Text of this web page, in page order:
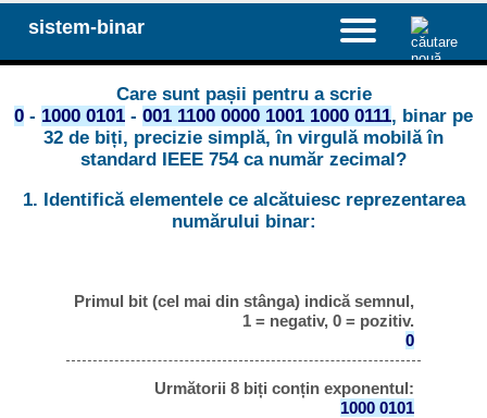
sistem-binar
Care sunt pașii pentru a scrie
0 - 1000 0101 - 001 1100 0000 1001 1000 0111, binar pe
32 de biți, precizie simplă, în virgulă mobilă în
standard IEEE 754 ca număr zecimal?
1. Identifică elementele ce alcătuiesc reprezentarea
numărului binar:
Primul bit (cel mai din stânga) indică semnul,
1 = negativ, 0 = pozitiv.
0
Următorii 8 biți conțin exponentul:
1000 0101